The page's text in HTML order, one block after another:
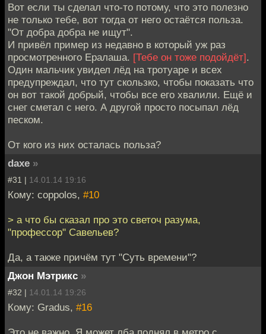
Вот если ты сделал что-то потому, что это полезно
не только тебе, вот тогда от него остаётся польза.
"От добра добра не ищут".
И привёл пример из недавно в который уж раз
просмотренного Ералаша. [Тебе он тоже подойдёт].
Один мальчик увидел лёд на тротуаре и всех
предупреждал, что тут скользко, чтобы показать что
он вот такой добрый, чтобы все его хвалили. Ещё и
снег сметал с него. А другой просто посыпал лёд
песком.
От кого из них осталась польза?
daxe »
#31 | 14.01.14 19:16
Кому: coppolos, #10
> а что бы сказал про это светоч разума,
"профессор" Савельев?
Да, а также причём тут "Суть времени"?
Джон Мэтрикс »
#32 | 14.01.14 19:26
Кому: Gradus, #16